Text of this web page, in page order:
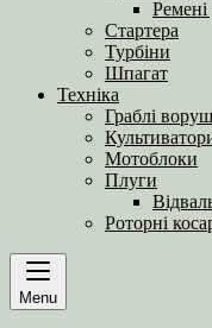
Ремені
Стартера
Турбіни
Шпагат
Техніка
Граблі
Мотоблоки
Плуги
Роторні
Menu